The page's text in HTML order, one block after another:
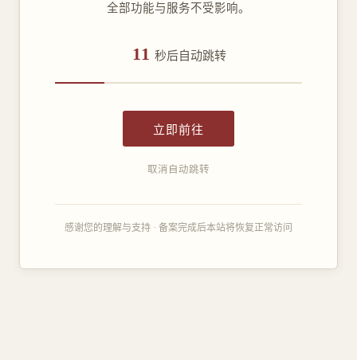
全部功能与服务不受影响。
11 秒后自动跳转
立即前往
取消自动跳转
感谢您的理解与支持 · 备案完成后本站将恢复正常访问